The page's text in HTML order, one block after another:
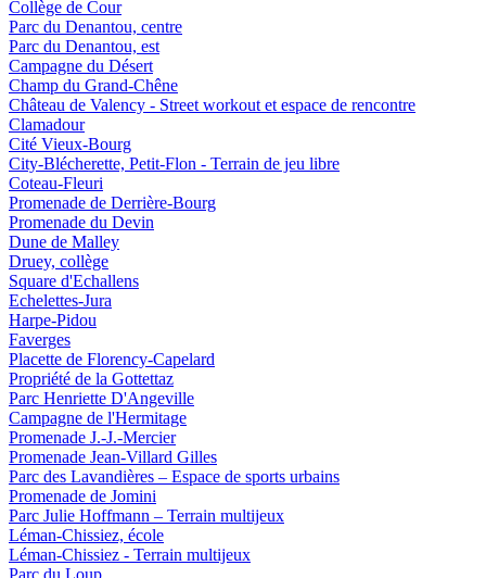
Collège de Cour
Parc du Denantou, centre
Parc du Denantou, est
Campagne du Désert
Champ du Grand-Chêne
Château de Valency - Street workout et espace de rencontre
Clamadour
Cité Vieux-Bourg
City-Blécherette, Petit-Flon - Terrain de jeu libre
Coteau-Fleuri
Promenade de Derrière-Bourg
Promenade du Devin
Dune de Malley
Druey, collège
Square d'Echallens
Echelettes-Jura
Harpe-Pidou
Faverges
Placette de Florency-Capelard
Propriété de la Gottettaz
Parc Henriette D'Angeville
Campagne de l'Hermitage
Promenade J.-J.-Mercier
Promenade Jean-Villard Gilles
Parc des Lavandières – Espace de sports urbains
Promenade de Jomini
Parc Julie Hoffmann – Terrain multijeux
Léman-Chissiez, école
Léman-Chissiez - Terrain multijeux
Parc du Loup